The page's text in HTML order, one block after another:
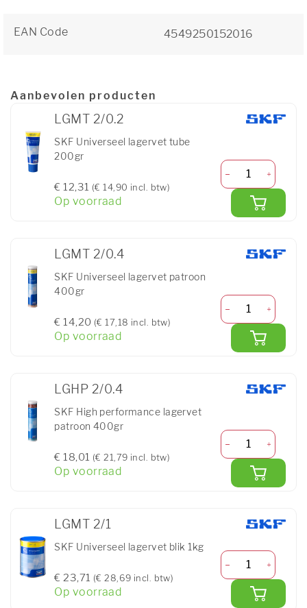
EAN Code 4549250152016
Aanbevolen producten
LGMT 2/0.2
SKF Universeel lagervet tube
200gr
€ 12,31 (€ 14,90 incl. btw)
Op voorraad
LGMT 2/0.4
SKF Universeel lagervet patroon
400gr
€ 14,20 (€ 17,18 incl. btw)
Op voorraad
LGHP 2/0.4
SKF High performance lagervet
patroon 400gr
€ 18,01 (€ 21,79 incl. btw)
Op voorraad
LGMT 2/1
SKF Universeel lagervet blik 1kg
€ 23,71 (€ 28,69 incl. btw)
Op voorraad